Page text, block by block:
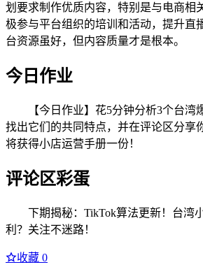
划要求制作优质内容，特别是与电商相
极参与平台组织的培训和活动，提升直
台资源虽好，但内容质量才是根本。
今日作业
【今日作业】花5分钟分析3个台湾
找出它们的共同特点，并在评论区分享
将获得小店运营手册一份！
评论区彩蛋
下期揭秘：TikTok算法更新！台湾
利？关注不迷路！
收藏 0